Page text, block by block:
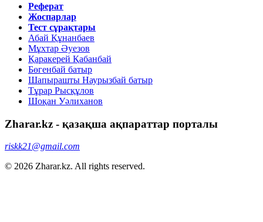
Реферат
Жоспарлар
Тест сұрақтары
Абай Құнанбаев
Мұхтар Әуезов
Қаракерей Қабанбай
Бөгенбай батыр
Шапырашты Наурызбай батыр
Тұрар Рысқұлов
Шоқан Уәлиханов
Zharar.kz - қазақша ақпараттар порталы
riskk21@gmail.com
© 2026 Zharar.kz. All rights reserved.